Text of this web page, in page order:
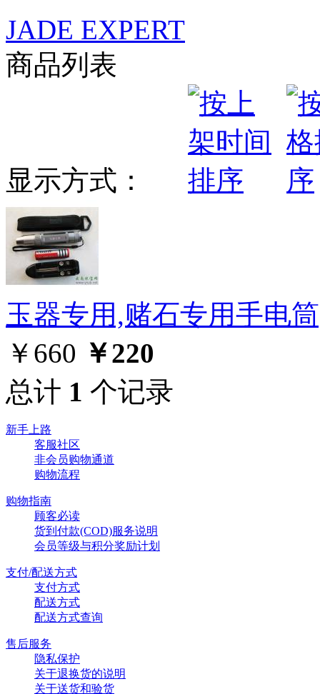
JADE EXPERT
商品列表
显示方式：
玉器专用,赌石专用手电
￥660 ￥220
总计 1 个记录
新手上路
客服社区
非会员购物通道
购物流程
购物指南
顾客必读
货到付款(COD)服务说明
会员等级与积分奖励计划
支付/配送方式
支付方式
配送方式
配送方式查询
售后服务
隐私保护
关于退换货的说明
关于送货和验货